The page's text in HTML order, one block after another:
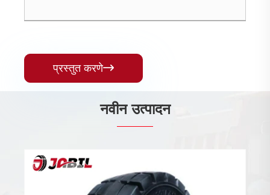
प्रस्तुत करणे
नवीन उत्पादन
रोलर टायर्स